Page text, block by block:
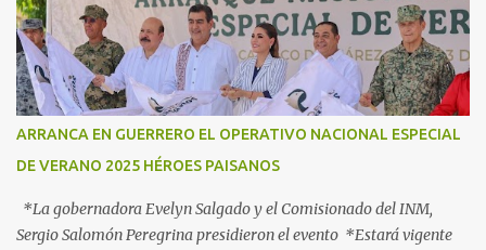
o
s
ARRANCA EN GUERRERO EL OPERATIVO NACIONAL ESPECIAL
DE VERANO 2025 HÉROES PAISANOS
*La gobernadora Evelyn Salgado y el Comisionado del INM,
Sergio Salomón Peregrina presidieron el evento *Estará vigente